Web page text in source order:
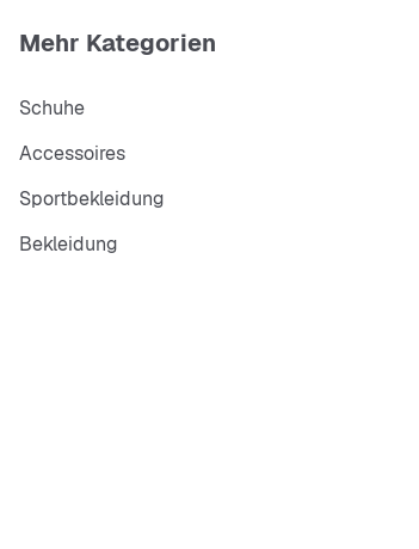
Mehr Kategorien
Schuhe
Accessoires
Sportbekleidung
Bekleidung